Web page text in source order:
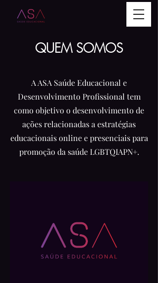
QUEM SOMOS
A ASA Saúde Educacional e
Desenvolvimento Profissional tem
como objetivo o desenvolvimento de
ações relacionadas a estratégias
educacionais online e presenciais para
promoção da saúde LGBTQIAPN+.